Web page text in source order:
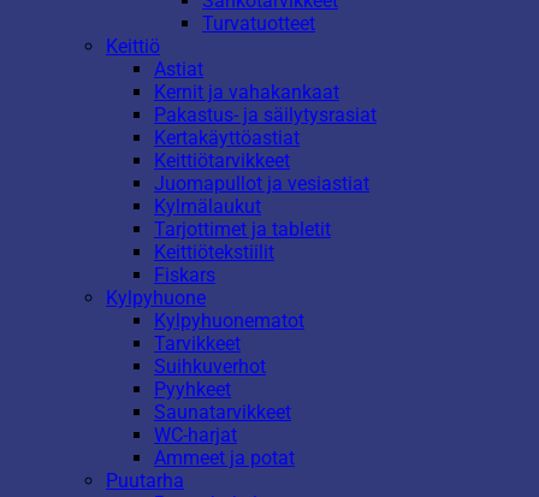
Turvatuotteet
Keittiö
Astiat
Kernit ja vahakankaat
Pakastus- ja säilytysrasiat
Kertakäyttöastiat
Keittiötarvikkeet
Juomapullot ja vesiastiat
Kylmälaukut
Tarjottimet ja tabletit
Keittiötekstiilit
Fiskars
Kylpyhuone
Kylpyhuonematot
Tarvikkeet
Suihkuverhot
Pyyhkeet
Saunatarvikkeet
WC-harjat
Ammeet ja potat
Puutarha